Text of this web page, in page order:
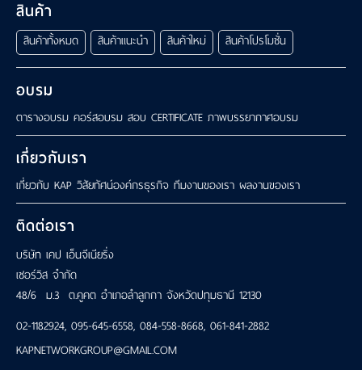
สินค้า
สินค้าทั้งหมด สินค้าแนะนำ สินค้าใหม่ สินค้าโปรโมชั่น
อบรม
ตารางอบรม คอร์สอบรม สอบ CERTIFICATE ภาพบรรยากาศอบรม
เกี่ยวกับเรา
เกี่ยวกับ KAP วิสัยทัศน์องค์กรธุรกิจ ทีมงานของเรา ผลงานของเรา
ติดต่อเรา
บริษัท เคป เอ็นจีเนียริ่ง
เซอร์วิส จำกัด
48/6 ม.3 ต.คูคต อำเภอลำลูกกา จังหวัดปทุมธานี 12130
02-1182924, 095-645-6558, 084-558-8668, 061-841-2882
KAPNETWORKGROUP@GMAIL.COM